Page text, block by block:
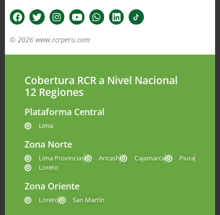
© 2026 www.rcrperu.com
Cobertura RCR a Nivel Nacional
12 Regiones
Plataforma Central
Lima
Zona Norte
Lima Provincias Ancash Cajamarca
Piura
Loreto
Zona Oriente
Loreto San Martín